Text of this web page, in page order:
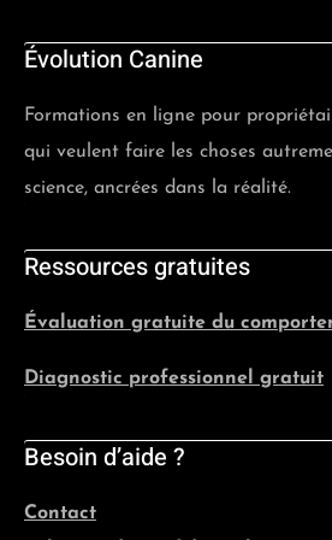
Si vous avez visionné plus
CONDITIONS
D’UTILISATION DE
LIGNE:
Respect des droits
Évolution Canine
Formations en ligne pour
qui veulent faire les choses
science, ancrées dans la réalité.
Ressources gratuites
Évaluation gratuite du
Diagnostic professionnel gratuit
Besoin d’aide ?
Contact